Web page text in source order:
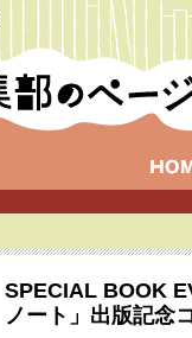
SPECIAL BOOK
ノート」出版記念